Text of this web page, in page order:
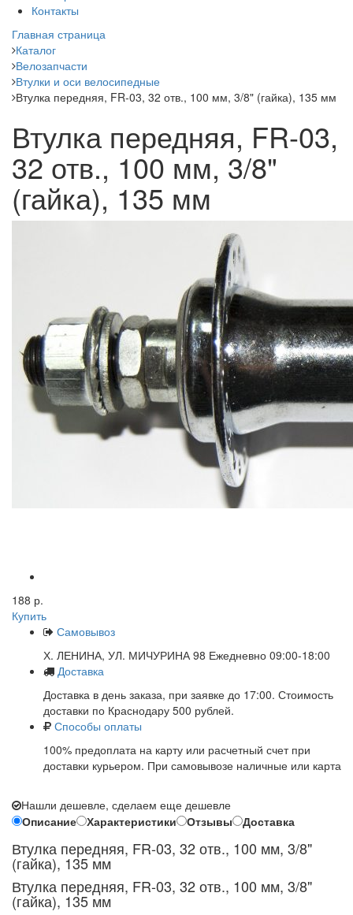
Контакты
Главная страница
Каталог
Велозапчасти
Втулки и оси велосипедные
Втулка передняя, FR-03, 32 отв., 100 мм, 3/8" (гайка), 135 мм
Втулка передняя, FR-03,
32 отв., 100 мм, 3/8"
(гайка), 135 мм
188 р.
Купить
Самовывоз
Х. ЛЕНИНА, УЛ. МИЧУРИНА 98 Ежедневно 09:00-18:00
Доставка
Доставка в день заказа, при заявке до 17:00. Стоимость
доставки по Краснодару 500 рублей.
Способы оплаты
100% предоплата на карту или расчетный счет при
доставки курьером. При самовывозе наличные или карта
Нашли дешевле, сделаем еще дешевле
Описание
Характеристики Отзывы Доставка
Втулка передняя, FR-03, 32 отв., 100 мм, 3/8"
(гайка), 135 мм
Втулка передняя, FR-03, 32 отв., 100 мм, 3/8"
(гайка), 135 мм